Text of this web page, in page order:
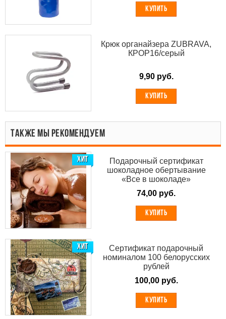
КУПИТЬ
Крюк органайзера ZUBRAVA,
КРОР16/серый
9,90 руб.
КУПИТЬ
ТАКЖЕ МЫ РЕКОМЕНДУЕМ
ХИТ
Подарочный сертификат
шоколадное обертывание
«Все в шоколаде»
74,00 руб.
КУПИТЬ
ХИТ
Сертификат подарочный
номиналом 100 белорусских
рублей
100,00 руб.
КУПИТЬ